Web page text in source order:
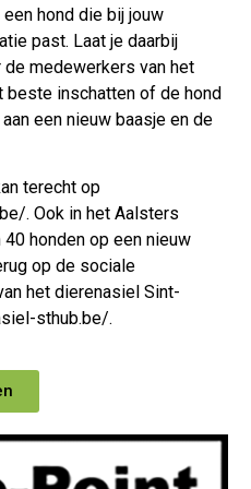
hond die bij jouw
past. Laat je daarbij
medewerkers van het
beste inschatten of de hond
een nieuw baasje en de
terecht op
. Ook in het Aalsters
honden op een nieuw
op de sociale
het dierenasiel Sint-
sthub.be/.